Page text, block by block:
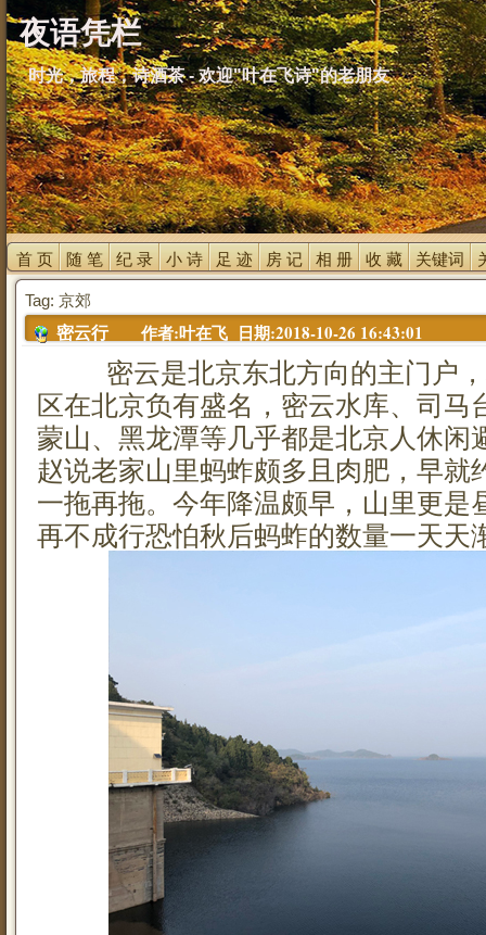
夜语凭栏
时光，旅程，诗酒茶 - 欢迎"叶在飞诗"的老朋友
首 页 随 笔 纪 录 小 诗 足 迹 房 记 相 册 收 藏 关键词
Tag: 京郊
密云行
作者:叶在飞 日期:2018-10-26 16:43:01
密云是北京东北方向的主门户，
区在北京负有盛名，密云水库、司马
蒙山、黑龙潭等几乎都是北京人休闲
赵说老家山里蚂蚱颇多且肉肥，早就
一拖再拖。今年降温颇早，山里更是
再不成行恐怕秋后蚂蚱的数量一天天